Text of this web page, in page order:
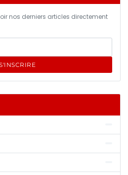
nos derniers articles directement